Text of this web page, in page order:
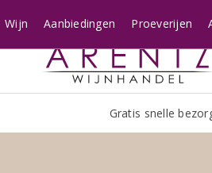
Gratis snelle
Wijn Aanbiedingen Proeverijen